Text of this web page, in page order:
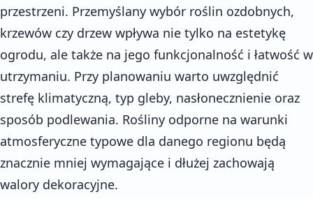
przestrzeni. Przemyślany wybór roślin ozdobnych,
krzewów czy drzew wpływa nie tylko na estetykę
ogrodu, ale także na jego funkcjonalność i łatwość w
utrzymaniu. Przy planowaniu warto uwzględnić
strefę klimatyczną, typ gleby, nasłonecznienie oraz
sposób podlewania. Rośliny odporne na warunki
atmosferyczne typowe dla danego regionu będą
znacznie mniej wymagające i dłużej zachowają
walory dekoracyjne.